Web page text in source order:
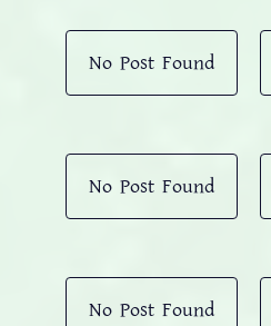
No Post Found
No Post Found
No Post Found